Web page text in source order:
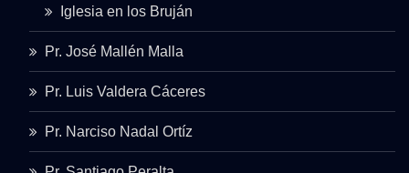
Iglesia en los Bruján
Pr. José Mallén Malla
Pr. Luis Valdera Cáceres
Pr. Narciso Nadal Ortíz